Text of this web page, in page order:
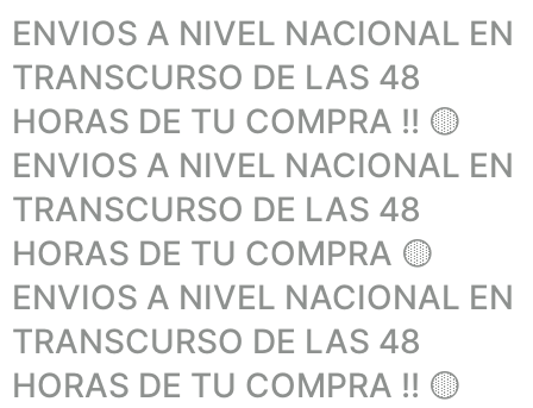
ENVIOS A NIVEL NACIONAL EN
TRANSCURSO DE LAS 48
HORAS DE TU COMPRA !! 🟡
ENVIOS A NIVEL NACIONAL EN
TRANSCURSO DE LAS 48
HORAS DE TU COMPRA 🟡
ENVIOS A NIVEL NACIONAL EN
TRANSCURSO DE LAS 48
HORAS DE TU COMPRA !! 🟡